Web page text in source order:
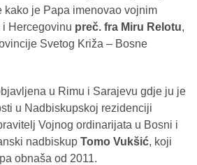
kako je Papa imenovao vojnim
Hercegovinu preč. fra Miru Relotu,
Svetog Križa – Bosne
u Rimu i Sarajevu gdje ju je
u Nadbiskupskoj rezidenciji
Vojnog ordinarijata u Bosni i
nadbiskup Tomo Vukšić, koji
obnaša od 2011.